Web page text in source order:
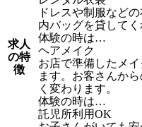
求人
の特
徴
ドレスや制服など
内バッグを貸してく
体験の時は…
ヘアメイク
お店で準備したメ
ます。お客さんか
く変わります。
体験の時は…
託児所利用OK